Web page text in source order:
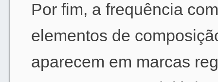
Por fim, a frequência
elementos de
aparecem em marcas